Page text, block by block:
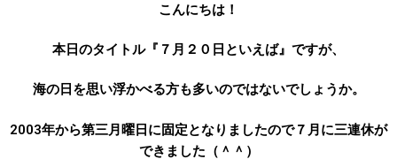
こんにちは！
本日のタイトル『７月２０日といえば』ですが、
海の日を思い浮かべる方も多いのではないでしょうか。
2003年から第三月曜日に固定となりましたので７月に三連休が
できました（＾＾）